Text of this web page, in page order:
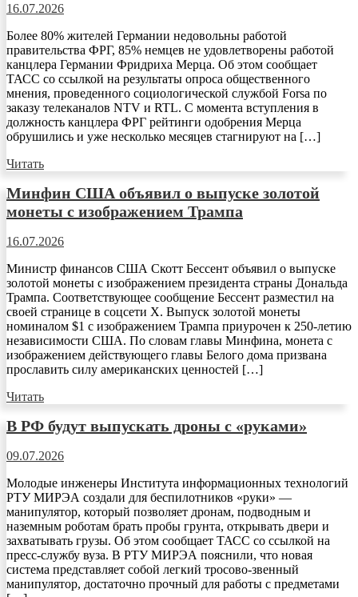
16.07.2026
Более 80% жителей Германии недовольны работой
правительства ФРГ, 85% немцев не удовлетворены работой
канцлера Германии Фридриха Мерца. Об этом сообщает
ТАСС со ссылкой на результаты опроса общественного
мнения, проведенного социологической службой Forsa по
заказу телеканалов NTV и RTL. С момента вступления в
должность канцлера ФРГ рейтинги одобрения Мерца
обрушились и уже несколько месяцев стагнируют на […]
Читать
Минфин США объявил о выпуске золотой
монеты с изображением Трампа
16.07.2026
Министр финансов США Скотт Бессент объявил о выпуске
золотой монеты с изображением президента страны Дональда
Трампа. Соответствующее сообщение Бессент разместил на
своей странице в соцсети X. Выпуск золотой монеты
номиналом $1 с изображением Трампа приурочен к 250-летию
независимости США. По словам главы Минфина, монета с
изображением действующего главы Белого дома призвана
прославить силу американских ценностей […]
Читать
В РФ будут выпускать дроны с «руками»
09.07.2026
Молодые инженеры Института информационных технологий
РТУ МИРЭА создали для беспилотников «руки» —
манипулятор, который позволяет дронам, подводным и
наземным роботам брать пробы грунта, открывать двери и
захватывать грузы. Об этом сообщает ТАСС со ссылкой на
пресс-службу вуза. В РТУ МИРЭА пояснили, что новая
система представляет собой легкий тросово-звенный
манипулятор, достаточно прочный для работы с предметами